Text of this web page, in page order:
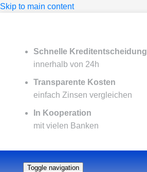
Skip to main content
Schnelle Kreditentscheidung
innerhalb von 24h
Transparente Kosten
einfach Zinsen vergleichen
In Kooperation
mit vielen Banken
Toggle navigation